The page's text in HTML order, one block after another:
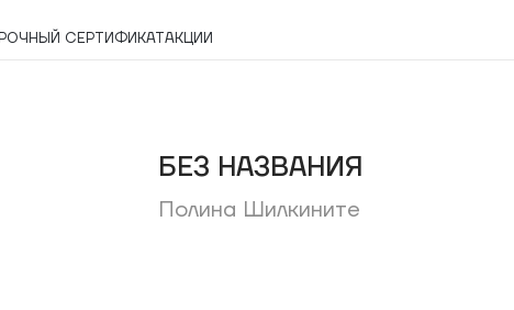
СЕРТИФИКАТАКЦИИ
БЕЗ НАЗВАНИЯ
Полина Шилкините